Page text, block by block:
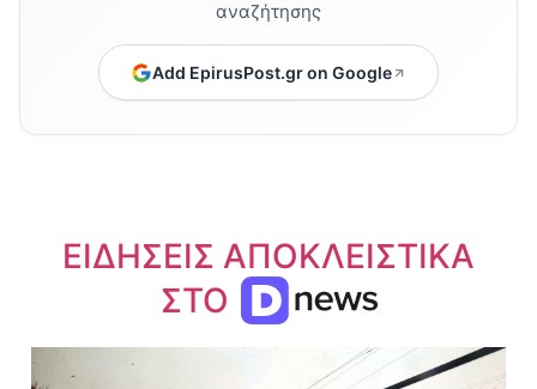
αναζήτησης
Add EpirusPost.gr on Google
ΕΙΔΗΣΕΙΣ ΑΠΟΚΛΕΙΣΤΙΚΑ
ΣΤΟ